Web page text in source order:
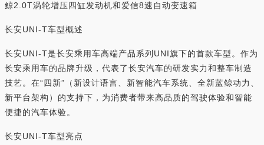
鲸2.0T涡轮增压四缸发动机和爱信8速自动变速箱
长安UNI-T车型概述
长安UNI-T是长安乘用车高端产品系列UNI旗下的首款车型。作为
长安乘用车的品牌升级，代表了长安汽车的研发实力和整车制造
技艺。在“四新”（新设计语言、新智能汽车系统、全新蓝鲸动力、
新平台架构）的支持下，为消费者带来高品质的驾驶体验和智能
便捷的汽车体验。
长安UNI-T车型亮点